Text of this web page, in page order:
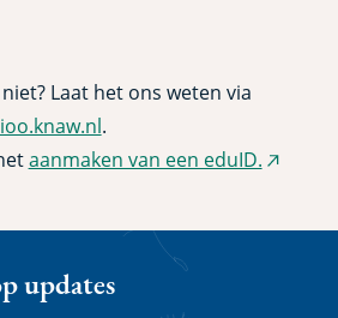
Laat het ons weten via
.
aanmaken van een eduID.
updates